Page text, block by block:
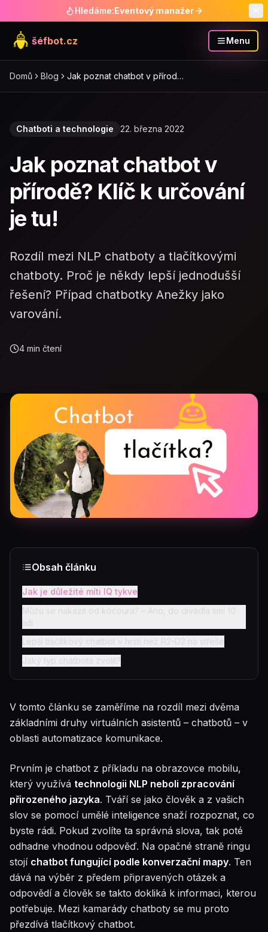
Hledáme:Eventový manažer
šéfbot.cz Menu
Domů Blog
Jak poznat chatbot v přírodě?
Chatboti a technologie 22. března 2022
Jak poznat chatbot v
přírodě? Klíč k určování
je tu!
Rozdíl mezi NLP chatboty a tlačítkovými
chatboty. Proč je někdy lepší jednodušší
řešení? Případ chatbotky Anežky jako
varování.
4 min čtení
Obsah článku
Jak je důležité míti IQ tykve
V tomto článku se zaměříme na rozdíl mezi dvěma
základními druhy virtuálních asistentů – chatbotů – v
oblasti automatizace komunikace.
Prvním je chatbot z příkladu na obrazovce mobilu,
který využívá technologii NLP neboli zpracování
přirozeného jazyka. Tváří se jako člověk a z vašich
slov se pomocí umělé inteligence snaží rozpoznat, co
byste rádi. Pokud zvolíte ta správná slova, tak poté
odhadne vhodnou odpověď. Na opačné straně ringu
stojí chatbot fungující podle konverzační mapy. Ten
dává na výběr z předem připravených otázek a
odpovědí a člověk se takto dokliká k informaci, kterou
potřebuje. Mezi kamarády chatboty se mu proto
přezdívá tlačítkový chatbot.